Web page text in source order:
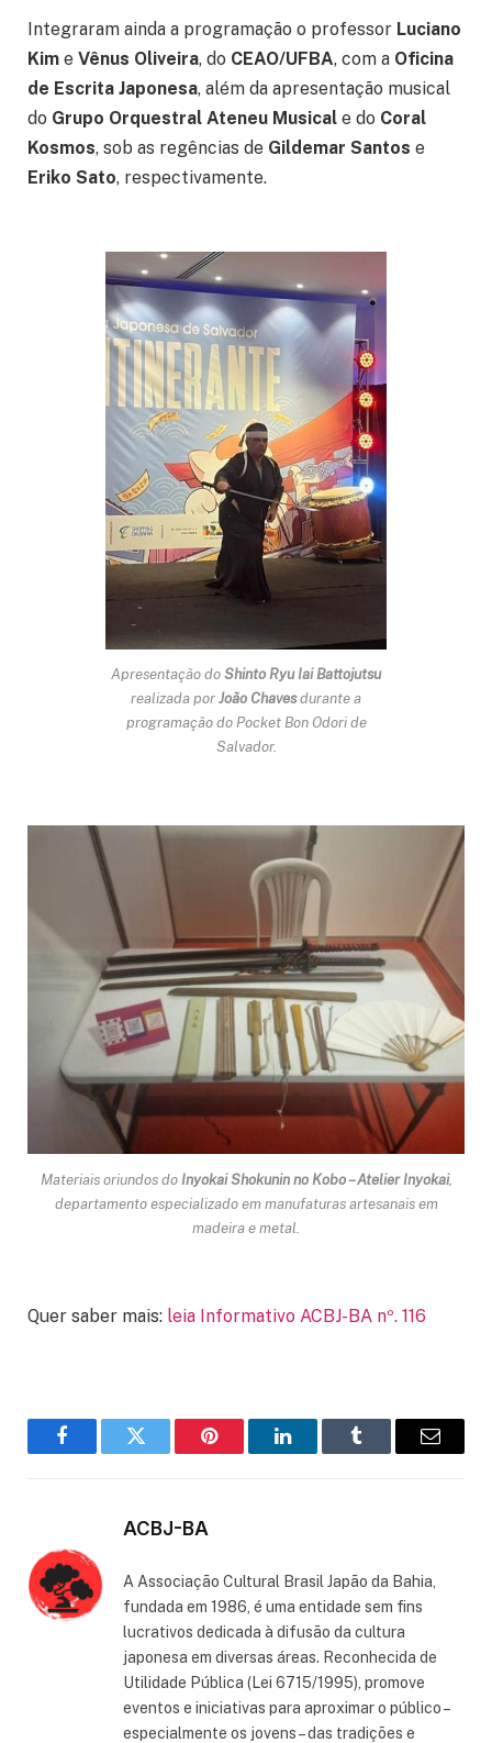
Integraram ainda a programação o professor Luciano
Kim e Vênus Oliveira, do CEAO/UFBA, com a Oficina
de Escrita Japonesa, além da apresentação musical
do Grupo Orquestral Ateneu Musical e do Coral
Kosmos, sob as regências de Gildemar Santos e
Eriko Sato, respectivamente.
Apresentação doShinto Ryu Iai Battojutsu
realizada porJoão Chavesdurante a
programação do Pocket Bon Odori de
Salvador.
Materiais oriundos do Inyokai Shokunin no Kobo – Atelier Inyokai,
departamento especializado em manufaturas artesanais em
madeira e metal.
Quer saber mais: leia Informativo ACBJ-BA nº. 116
FacebookTwitter Pinterest LinkedInTumblr Email
ACBJ-BA
A Associação Cultural Brasil Japão da Bahia,
fundada em 1986, é uma entidade sem fins
lucrativos dedicada à difusão da cultura
japonesa em diversas áreas. Reconhecida de
Utilidade Pública (Lei 6715/1995), promove
eventos e iniciativas para aproximar o público –
especialmente os jovens – das tradições e